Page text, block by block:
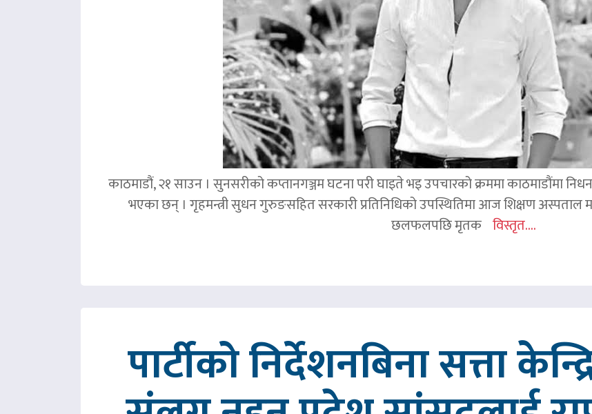
काठमाडौं, २१ साउन । सुनसरीको कप्तानगञ्जम घटना परी घाइते भइ उपचारको क्रममा काठमाडौंमा
भएका छन् । गृहमन्त्री सुधन गुरुङसहित सरकारी प्रतिनिधिको उपस्थितिमा आज शिक्षण अस्पताल
छलफलपछि मृतक विस्तृत....
पार्टीको निर्देशनबिना सत्ता